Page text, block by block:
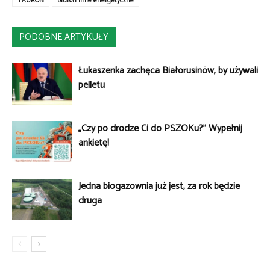
PODOBNE ARTYKUŁY
Łukaszenka zachęca Białorusinów, by używali
pelletu
„Czy po drodze Ci do PSZOKu?” Wypełnij
ankietę!
Jedna biogazownia już jest, za rok będzie
druga